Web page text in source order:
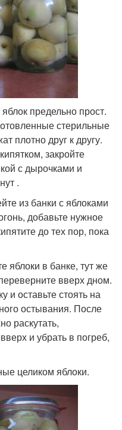
предельно прост.
стерильные
плотно друг к другу.
закройте
с дырочками и
.
из банки с яблоками
добавьте нужное
до тех пор, пока
яблоки в банке, тут же
вверх дном.
и оставьте стоять на
остывания. После
раскутать,
и убрать в погреб,
целиком яблоки.